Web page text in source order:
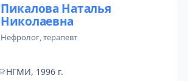
Пикалова Наталья
Николаевна
нефролог, терапевт
НГМИ, 1996 г.